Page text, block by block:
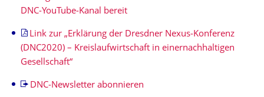
DNC‐YouTube‐Kanal bereit
Link zur „Erklärung der Dresdner Nexus‐Konferenz
(DNC2020) – Kreislaufwirtschaft in einernachhaltigen
Gesellschaft“
DNC‐Newsletter abonnieren